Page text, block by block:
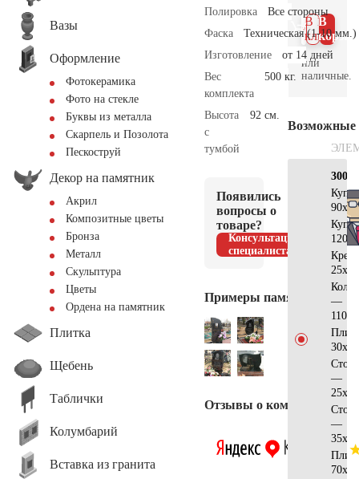
Вазы
Оформление
Фотокерамика
Фото на стекле
Буквы из металла
Скарпель и Позолота
Пескоструй
Декор на памятник
Акрил
Композитные цветы
Бронза
Металл
Скульптура
Цветы
Ордена на памятник
Плитка
Щебень
Таблички
Колумбарий
Вставка из гранита
Полировка
Все стороны
Фаска
Техническая (1-10 мм.)
Изготовление
от 14 дней
Вес
комплекта
500 кг.
Высота
с
тумбой
92 см.
Появились
вопросы о
товаре?
Консультация
специалиста
Примеры памятников
Отзывы о компании
В
В 1
клик
или
наличные.
Возможные
—
—
—